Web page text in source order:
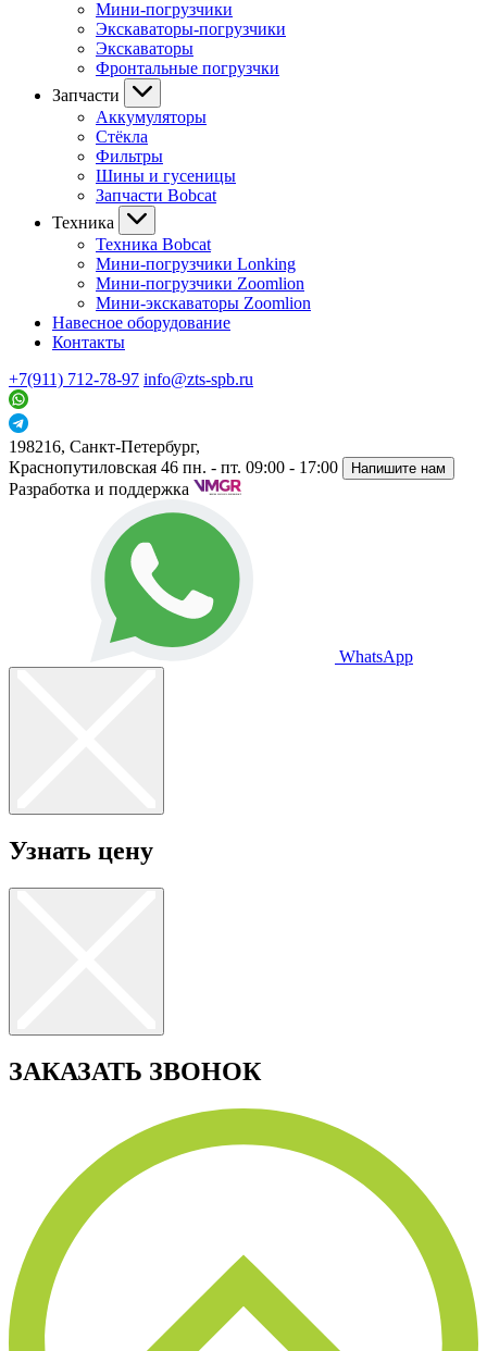
Мини-погрузчики
Экскаваторы-погрузчики
Экскаваторы
Фронтальные погрузчки
Запчасти
Аккумуляторы
Стёкла
Фильтры
Шины и гусеницы
Запчасти Bobcat
Техника
Техника Bobcat
Мини-погрузчики Lonking
Мини-погрузчики Zoomlion
Мини-экскаваторы Zoomlion
Навесное оборудование
Контакты
+7(911) 712-78-97 info@zts-spb.ru
198216, Санкт-Петербург,
Краснопутиловская 46 пн. - пт. 09:00 - 17:00 Напишите нам
Разработка и поддержка
WhatsApp
Узнать цену
ЗАКАЗАТЬ ЗВОНОК